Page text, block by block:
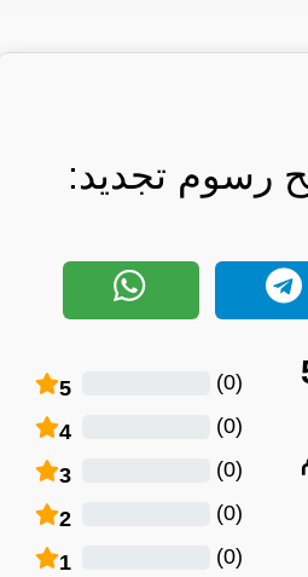
رسوم تجديد:
5 (
0
)
4 (
0
)
3 (
0
)
2 (
0
)
1 (
0
)